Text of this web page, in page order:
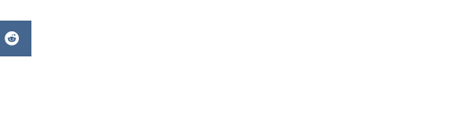
Reddit